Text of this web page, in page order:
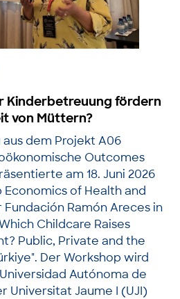
Kinderbetreuung fördern
von Müttern?
aus dem Projekt A06
Outcomes
am 18. Juni 2026
Economics of Health and
Ramón Areces in
Childcare Raises
Public, Private and the
Der Workshop wird
Autónoma de
Universitat Jaume I (UJI)